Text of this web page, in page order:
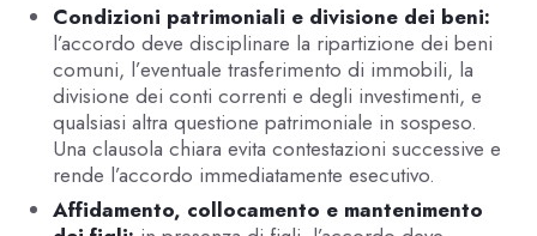
Condizioni patrimoniali e divisione dei beni:
l’accordo deve disciplinare la ripartizione dei beni
comuni, l’eventuale trasferimento di immobili, la
divisione dei conti correnti e degli investimenti, e
qualsiasi altra questione patrimoniale in sospeso.
Una clausola chiara evita contestazioni successive e
rende l’accordo immediatamente esecutivo.
Affidamento, collocamento e mantenimento